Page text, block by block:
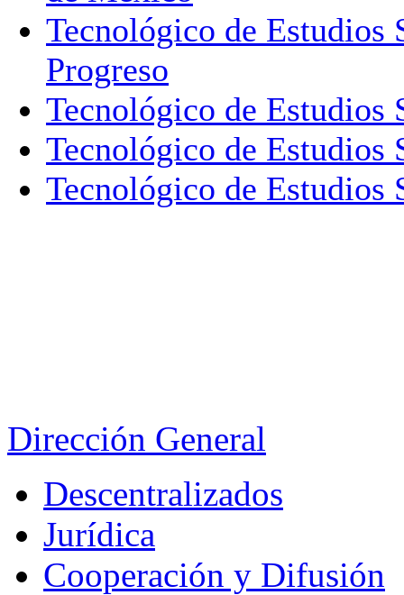
Tecnológico de Estudios
Progreso
Tecnológico de Estudios
Tecnológico de Estudios
Tecnológico de Estudios
Dirección General
Descentralizados
Jurídica
Cooperación y Difusión